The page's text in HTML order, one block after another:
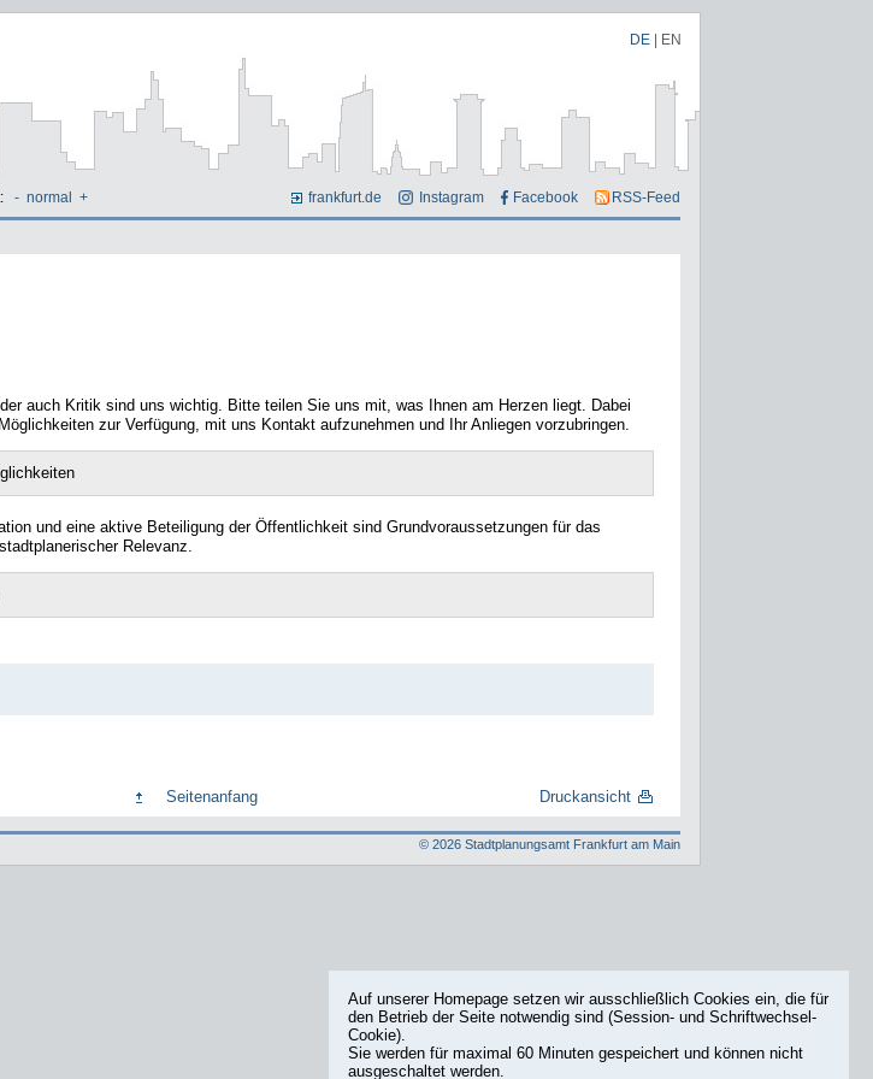
DE EN
- normal + frankfurt.de Instagram Facebook RSS-Feed
auch Kritik sind uns wichtig. Bitte teilen Sie uns mit, was Ihnen am Herzen liegt. Dabei
zur Verfügung, mit uns Kontakt aufzunehmen und Ihr Anliegen vorzubringen.
und eine aktive Beteiligung der Öffentlichkeit sind Grundvoraussetzungen für das
Relevanz.
Seitenanfang Druckansicht
©2026 Stadtplanungsamt Frankfurt am Main
Auf unserer Homepage setzen wir ausschließlich Cookies ein, die für
den Betrieb der Seite notwendig sind (Session- und Schriftwechsel-
Cookie).
Sie werden für maximal 60 Minuten gespeichert und können nicht
ausgeschaltet werden.